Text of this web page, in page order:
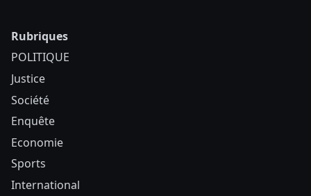
Rubriques
POLITIQUE
Justice
Société
Enquête
Economie
Sports
International